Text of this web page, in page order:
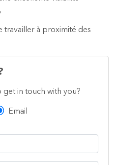
à proximité des
get in touch with you?
Email